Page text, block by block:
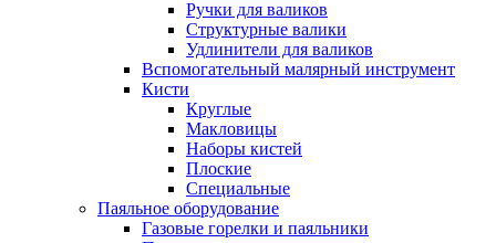
Ручки для валиков
Структурные валики
Удлинители для валиков
Вспомогательный малярный инструмент
Кисти
Круглые
Макловицы
Наборы кистей
Плоские
Специальные
Паяльное оборудование
Газовые горелки и паяльники